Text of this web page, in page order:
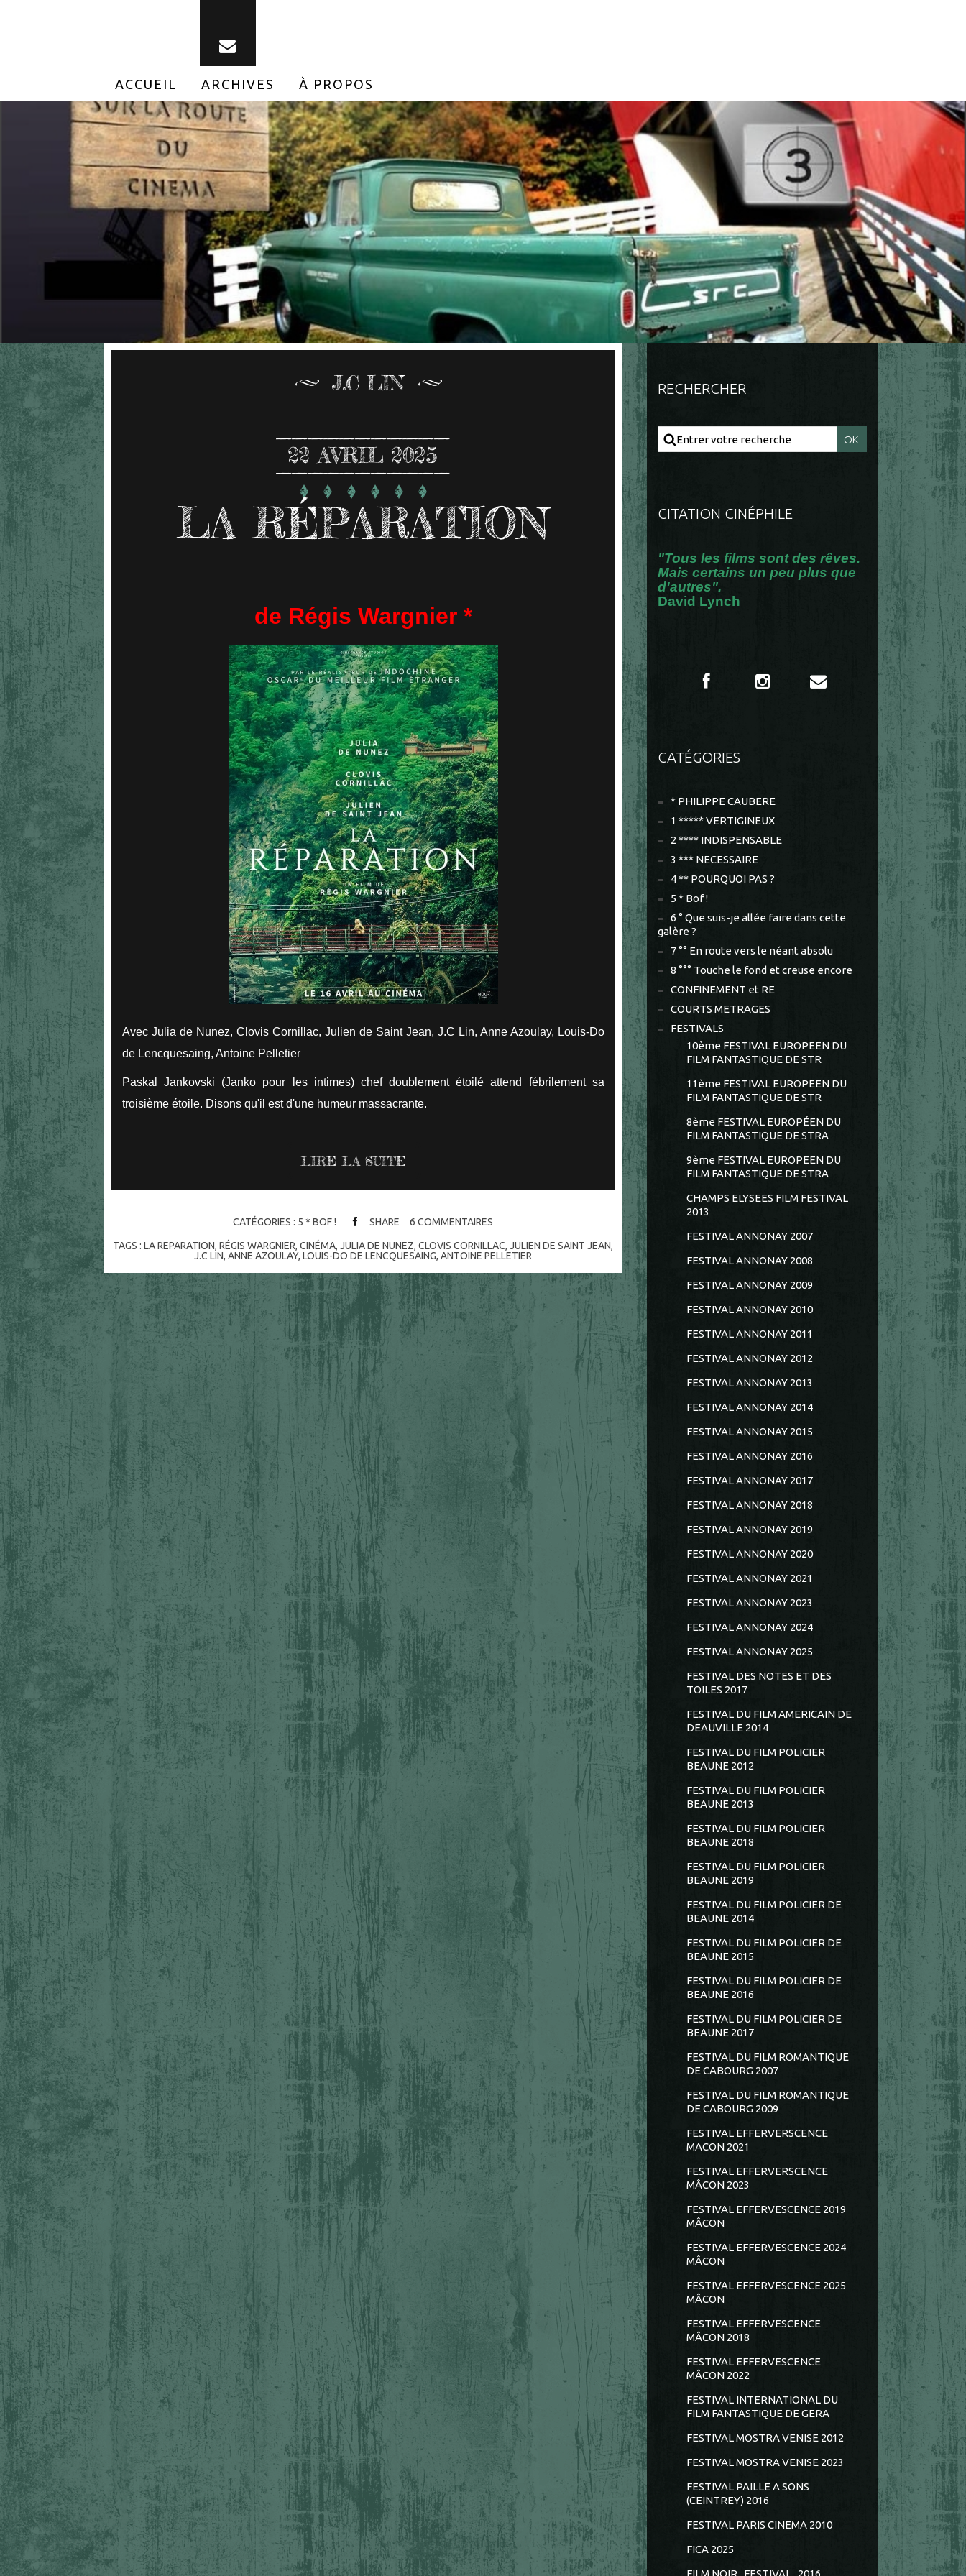
ACCUEIL ARCHIVES À PROPOS
J.C LIN
22 AVRIL 2025
LA RÉPARATION
de Régis Wargnier *
Avec Julia de Nunez, Clovis Cornillac, Julien de Saint Jean, J.C Lin, Anne Azoulay, Louis-Do
de Lencquesaing, Antoine Pelletier
Paskal Jankovski (Janko pour les intimes) chef doublement étoilé attend fébrilement sa
troisième étoile. Disons qu'il est d'une humeur massacrante.
LIRE LA SUITE
CATÉGORIES : 5 * BOF ! SHARE 6 COMMENTAIRES
TAGS :LA REPARATION,RÉGIS WARGNIER,CINÉMA,JULIA DE NUNEZ,CLOVIS CORNILLAC,JULIEN DE SAINT JEAN,
J.C LIN,ANNE AZOULAY,LOUIS-DO DE LENCQUESAING,ANTOINE PELLETIER
RECHERCHER
CITATION CINÉPHILE
"Tous les films sont des rêves.
Mais certains un peu plus que
d'autres".
David Lynch
CATÉGORIES
* PHILIPPE CAUBERE
1 ***** VERTIGINEUX
2 **** INDISPENSABLE
3 *** NECESSAIRE
4 ** POURQUOI PAS ?
5 * Bof !
6 ° Que suis-je allée faire dans cette
galère ?
7 °° En route vers le néant absolu
8 °°° Touche le fond et creuse encore
CONFINEMENT et RE
COURTS METRAGES
FESTIVALS
10ème FESTIVAL EUROPEEN DU
FILM FANTASTIQUE DE STR
11ème FESTIVAL EUROPEEN DU
FILM FANTASTIQUE DE STR
8ème FESTIVAL EUROPÉEN DU
FILM FANTASTIQUE DE STRA
9ème FESTIVAL EUROPEEN DU
FILM FANTASTIQUE DE STRA
CHAMPS ELYSEES FILM FESTIVAL
2013
FESTIVAL ANNONAY 2007
FESTIVAL ANNONAY 2008
FESTIVAL ANNONAY 2009
FESTIVAL ANNONAY 2010
FESTIVAL ANNONAY 2011
FESTIVAL ANNONAY 2012
FESTIVAL ANNONAY 2013
FESTIVAL ANNONAY 2014
FESTIVAL ANNONAY 2015
FESTIVAL ANNONAY 2016
FESTIVAL ANNONAY 2017
FESTIVAL ANNONAY 2018
FESTIVAL ANNONAY 2019
FESTIVAL ANNONAY 2020
FESTIVAL ANNONAY 2021
FESTIVAL ANNONAY 2023
FESTIVAL ANNONAY 2024
FESTIVAL ANNONAY 2025
FESTIVAL DES NOTES ET DES
TOILES 2017
FESTIVAL DU FILM AMERICAIN DE
DEAUVILLE 2014
FESTIVAL DU FILM POLICIER
BEAUNE 2012
FESTIVAL DU FILM POLICIER
BEAUNE 2013
FESTIVAL DU FILM POLICIER
BEAUNE 2018
FESTIVAL DU FILM POLICIER
BEAUNE 2019
FESTIVAL DU FILM POLICIER DE
BEAUNE 2014
FESTIVAL DU FILM POLICIER DE
BEAUNE 2015
FESTIVAL DU FILM POLICIER DE
BEAUNE 2016
FESTIVAL DU FILM POLICIER DE
BEAUNE 2017
FESTIVAL DU FILM ROMANTIQUE
DE CABOURG 2007
FESTIVAL DU FILM ROMANTIQUE
DE CABOURG 2009
FESTIVAL EFFERVERSCENCE
MACON 2021
FESTIVAL EFFERVERSCENCE
MÂCON 2023
FESTIVAL EFFERVESCENCE 2019
MÂCON
FESTIVAL EFFERVESCENCE 2024
MÂCON
FESTIVAL EFFERVESCENCE 2025
MÂCON
FESTIVAL EFFERVESCENCE
MÂCON 2018
FESTIVAL EFFERVESCENCE
MÂCON 2022
FESTIVAL INTERNATIONAL DU
FILM FANTASTIQUE DE GERA
FESTIVAL MOSTRA VENISE 2012
FESTIVAL MOSTRA VENISE 2023
FESTIVAL PAILLE A SONS
(CEINTREY) 2016
FESTIVAL PARIS CINEMA 2010
FICA 2025